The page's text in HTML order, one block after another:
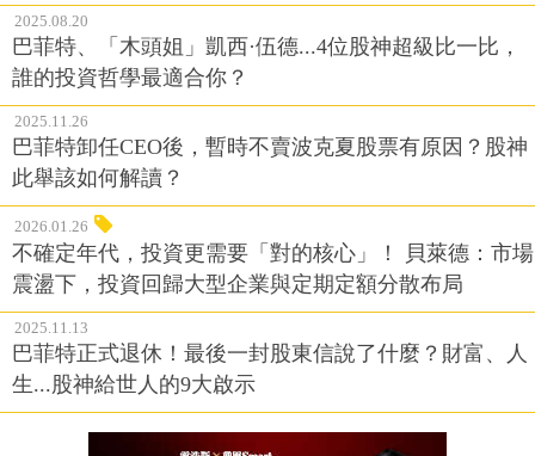
2025.08.20
巴菲特、「木頭姐」凱西·伍德...4位股神超級比一比，
誰的投資哲學最適合你？
2025.11.26
巴菲特卸任CEO後，暫時不賣波克夏股票有原因？股神
此舉該如何解讀？
2026.01.26
不確定年代，投資更需要「對的核心」！ 貝萊德：市場
震盪下，投資回歸大型企業與定期定額分散布局
2025.11.13
巴菲特正式退休！最後一封股東信說了什麼？財富、人
生...股神給世人的9大啟示